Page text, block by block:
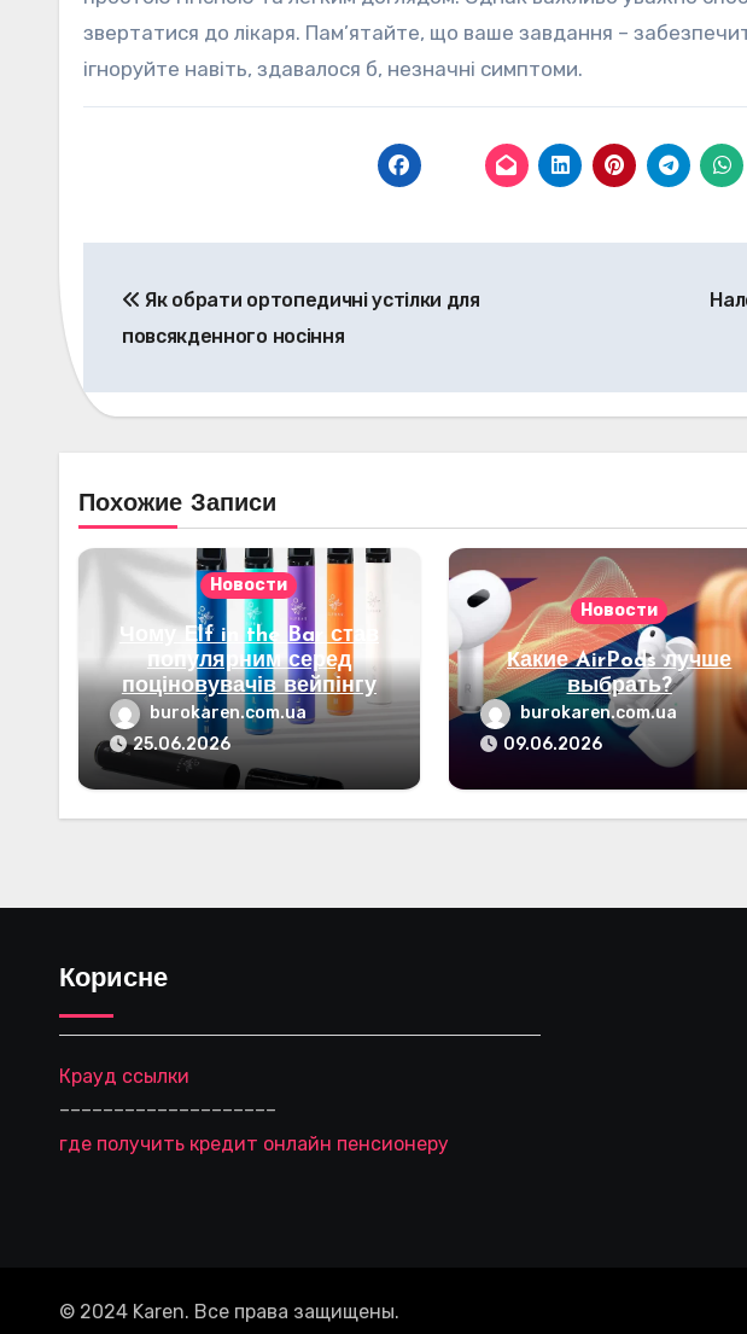
звертатися до лікаря. Пам’ятайте, що ваше завдання –
ігноруйте навіть, здавалося б, незначні симптоми.
по
Як обрати ортопедичні устілки для
повсякденного носіння
Похожие Записи
Новости
Чому Elf in the Bar став
популярним серед
поціновувачів вейпінгу
burokaren.com.ua
25.06.2026
Новости
Какие AirPods лучше
выбрать?
burokaren.com.ua
09.06.2026
Корисне
Крауд ссылки
––––––––––––––––––––
где получить кредит онлайн пенсионеру
© 2024 Karen. Все права защищены.